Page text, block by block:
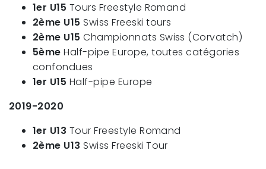
1er U15 Tours Freestyle Romand
2ème U15 Swiss Freeski tours
2ème U15 Championnats Swiss (Corvatch)
5ème Half-pipe Europe, toutes catégories
confondues
1er U15 Half-pipe Europe
2019-2020
1er U13 Tour Freestyle Romand
2ème U13 Swiss Freeski Tour